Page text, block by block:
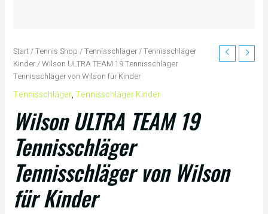
Start/Tennis Shop /Tennisschläger/Tennisschläger
Kinder/ Wilson ULTRA TEAM 19 Tennisschläger
Tennisschläger von Wilson für Kinder
Tennisschläger,Tennisschläger Kinder
Wilson ULTRA TEAM 19
Tennisschläger
Tennisschläger von Wilson
für Kinder